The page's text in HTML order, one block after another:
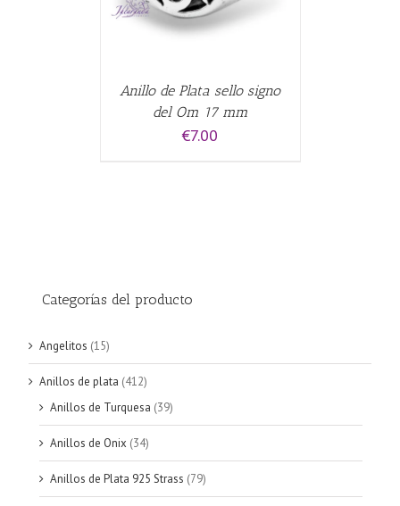
Anillo de Plata sello signo
del Om 17 mm
€7.00
Categorías del producto
Angelitos (15)
Anillos de plata (412)
Anillos de Turquesa (39)
Anillos de Onix (34)
Anillos de Plata 925 Strass (79)